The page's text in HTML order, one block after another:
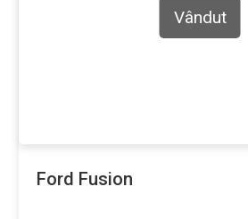
Vândut
Ford Fusion